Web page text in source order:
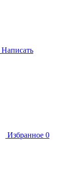
Написать
Избранное 0